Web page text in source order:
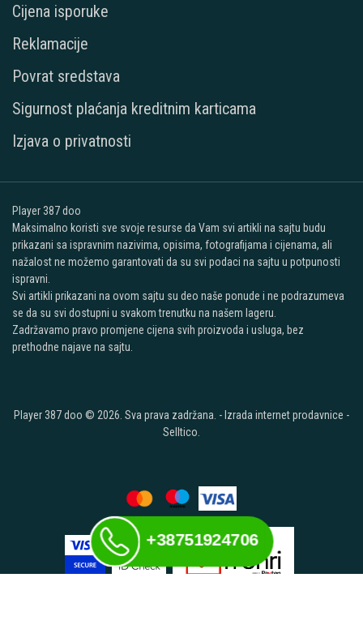
Cijena isporuke
Reklamacije
Povrat sredstava
Sigurnost plaćanja kreditnim karticama
Izjava o privatnosti
Player 387 doo
Maksimalno koristi sve svoje resurse da Vam svi artikli na sajtu budu
prikazani sa ispravnim nazivima, opisima, fotografijama i cijenama, ali
nažalost ne možemo garantovati da su svi podaci na sajtu u potpunosti
ispravni.
Svi artikli prikazani na ovom sajtu su deo naše ponude i ne podrazumeva
se da su svi dostupni u svakom trenutku na našem lageru.
Zadržavamo pravo promjene cijena svih proizvoda i usluga, bez
prethodne najave na sajtu.
Player 387 doo © 2026. Sva prava zadržana. - Izrada internet prodavnice -
Selltico.
+38751924706